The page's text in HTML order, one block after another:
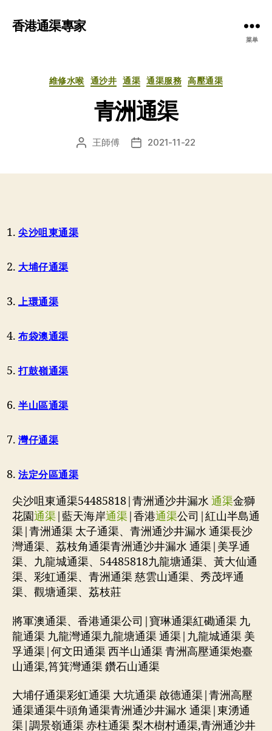
香港通渠專家
菜单
分
維修水喉 通沙井 通渠 通渠服務 高壓通渠
青洲通渠
文 王師傅
发 2021-11-22
尖沙咀東通渠
大埔仔通渠
上環通渠
布袋澳通渠
打鼓嶺通渠
半山區通渠
灣仔通渠
法定分區通渠
尖沙咀東通渠54485818|青洲通沙井漏水 通渠金獅
花園通渠 |藍天海岸通渠 |香港通渠公司|紅山半島通
渠|青洲通渠 太子通渠、青洲通沙井漏水 通渠長沙
灣通渠、荔枝角通渠青洲通沙井漏水 通渠|美孚通
渠、九龍城通渠、54485818九龍塘通渠、黃大仙通
渠、彩虹通渠、青洲通渠 慈雲山通渠、秀茂坪通
渠、觀塘通渠、荔枝莊
將軍澳通渠、香港通渠公司|寶琳通渠紅磡通渠 九
龍通渠 九龍灣通渠九龍塘通渠 通渠|九龍城通渠 美
孚通渠|何文田通渠 西半山通渠 青洲高壓通渠炮臺
山通渠,筲箕灣通渠 鑽石山通渠
大埔仔通渠彩虹通渠 大坑通渠 啟德通渠|青洲高壓
通渠通渠牛頭角通渠青洲通沙井漏水 通渠|東湧通
渠|調景嶺通渠 赤柱通渠 梨木樹村通渠,青洲通沙井